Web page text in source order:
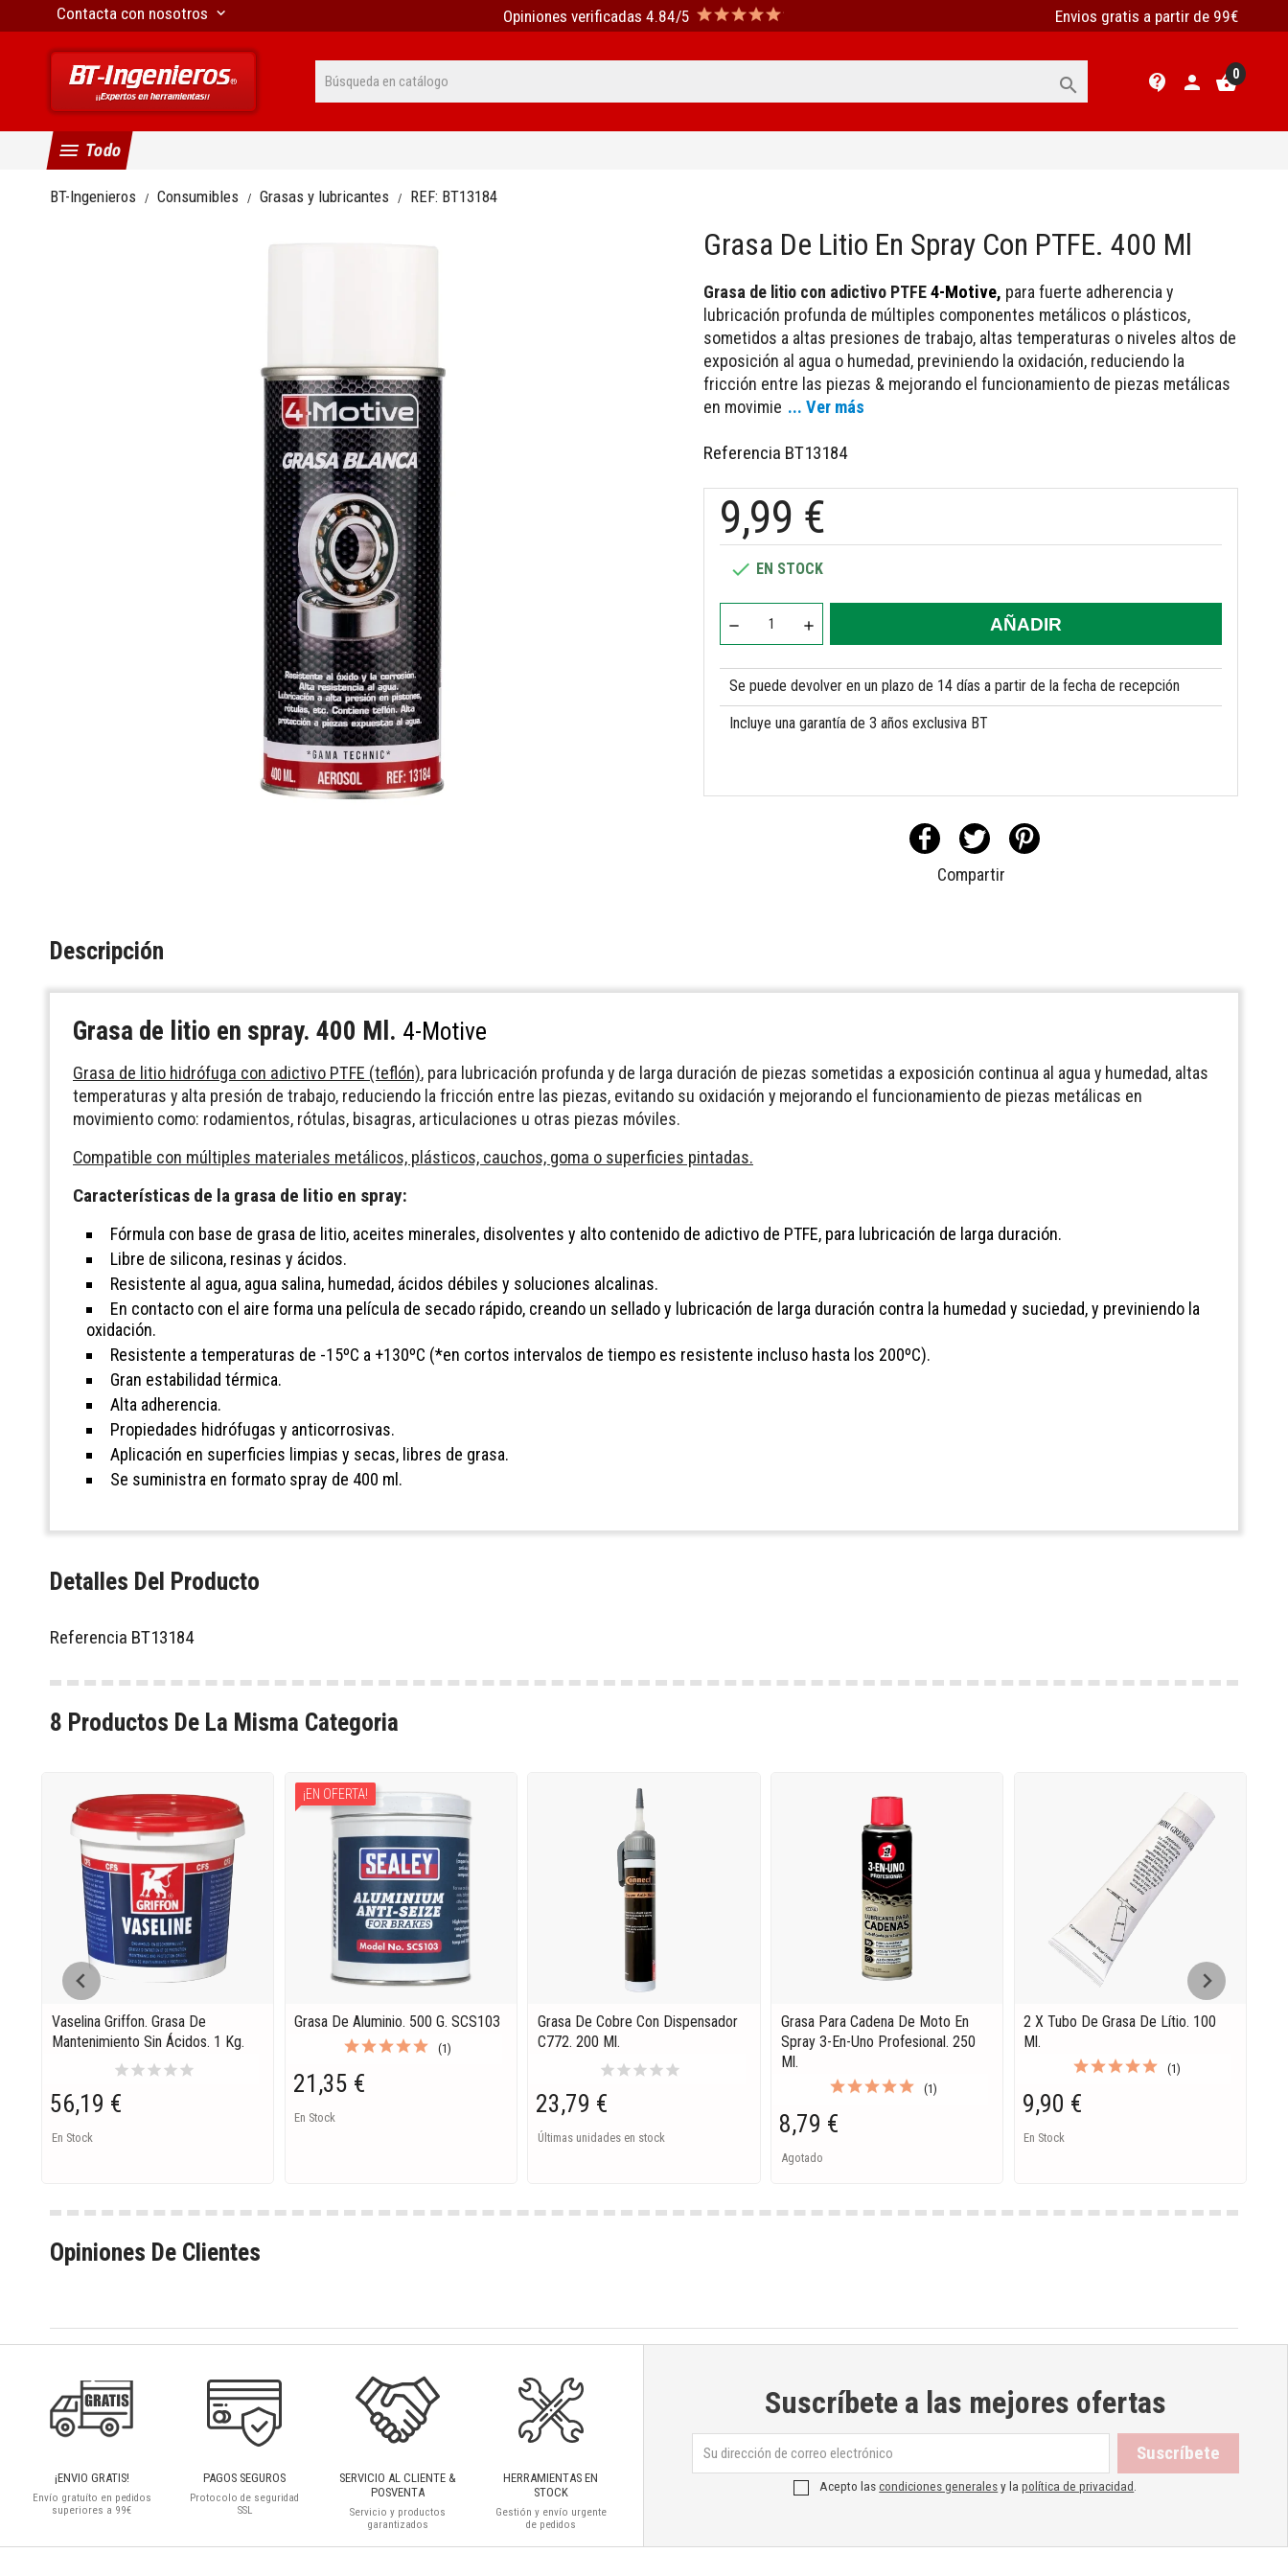
Contacta con nosotros keyboard_arrow_down Opiniones verificadas 4.84/5 Envios gratis a partir de 99€
 contact_support person shopping_basket0
menu Todo
BT-Ingenieros Consumibles Grasas y lubricantes REF: BT13184
Grasa De Litio En Spray Con PTFE. 400 Ml
Grasa de litio con adictivo PTFE4-Motive, para fuerte adherencia y
lubricación profunda de múltiples componentes metálicos o plásticos,
sometidos a altas presiones de trabajo, altas temperaturas o niveles altos de
exposición al agua o humedad, previniendo la oxidación, reduciendo la
fricción entre las piezas & mejorando el funcionamiento de piezas metálicas
en movimie ... Ver más
Referencia BT13184
9,99 €
 EN STOCK
AÑADIR
Se puede devolver en un plazo de 14 días a partir de la fecha de recepción
Incluye una garantía de 3 años exclusiva BT
Compartir
Descripción
Grasa de litio en spray. 400 Ml. 4-Motive
Grasa de litio hidrófuga con adictivo PTFE (teflón), para lubricación profunda y de larga duración de piezas sometidas a exposición continua al agua y humedad, altas
temperaturas y alta presión de trabajo, reduciendo la fricción entre las piezas, evitando su oxidación y mejorando el funcionamiento de piezas metálicas en
movimiento como: rodamientos, rótulas, bisagras, articulaciones u otras piezas móviles.
Compatible con múltiples materiales metálicos, plásticos, cauchos, goma o superficies pintadas.
Características de la grasa de litio en spray:
Fórmula con base de grasa de litio, aceites minerales, disolventes y alto contenido de adictivo de PTFE, para lubricación de larga duración.
Libre de silicona, resinas y ácidos.
Resistente al agua, agua salina, humedad, ácidos débiles y soluciones alcalinas.
En contacto con el aire forma una película de secado rápido, creando un sellado y lubricación de larga duración contra la humedad y suciedad, y previniendo la
oxidación.
Resistente a temperaturas de -15ºC a +130ºC (*en cortos intervalos de tiempo es resistente incluso hasta los 200ºC).
Gran estabilidad térmica.
Alta adherencia.
Propiedades hidrófugas y anticorrosivas.
Aplicación en superficies limpias y secas, libres de grasa.
Se suministra en formato spray de 400 ml.
Detalles Del Producto
Referencia BT13184
8 Productos De La Misma Categoria
Vaselina Griffon. Grasa De
Mantenimiento Sin Ácidos. 1 Kg.
starstarstarstarstar
56,19 €
En Stock
Grasa De Aluminio. 500 G. SCS103
(1)
21,35 €
En Stock
¡EN OFERTA!
Grasa De Cobre Con Dispensador
C772. 200 Ml.
starstarstarstarstar
23,79 €
Últimas unidades en stock
Grasa Para Cadena De Moto En
Spray 3-En-Uno Profesional. 250
Ml.
(1)
8,79 €
Agotado
2 X Tubo De Grasa De Lítio. 100
Ml.
(1)
9,90 €
En Stock
Opiniones De Clientes
¡ENVIO GRATIS!
Envío gratuíto en pedidos
superiores a 99€
PAGOS SEGUROS
Protocolo de seguridad
SSL
SERVICIO AL CLIENTE &
POSVENTA
Servicio y productos
garantizados
HERRAMIENTAS EN
STOCK
Gestión y envío urgente
de pedidos
Suscríbete a las mejores ofertas
Acepto lascondiciones generalesy lapolítica de privacidad